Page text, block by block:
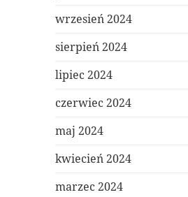
wrzesień 2024
sierpień 2024
lipiec 2024
czerwiec 2024
maj 2024
kwiecień 2024
marzec 2024